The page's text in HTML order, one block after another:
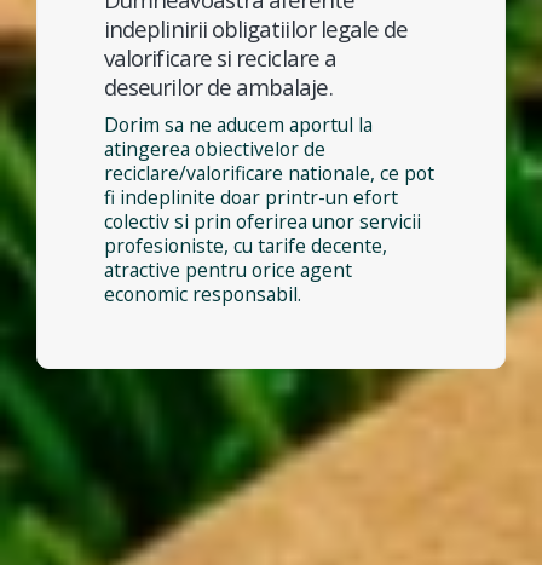
indeplinirii obligatiilor legale de
valorificare si reciclare a
deseurilor de ambalaje.
Dorim sa ne aducem aportul la
atingerea obiectivelor de
reciclare/valorificare nationale, ce pot
fi indeplinite doar printr-un efort
colectiv si prin oferirea unor servicii
profesioniste, cu tarife decente,
atractive pentru orice agent
economic responsabil.